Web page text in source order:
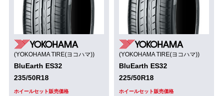
(YOKOHAMA TIRE(ヨコハマ))
BluEarth ES32
235/50R18
ホイールセット販売価格
(YOKOHAMA TIRE(ヨコハマ))
BluEarth ES32
225/50R18
ホイールセット販売価格